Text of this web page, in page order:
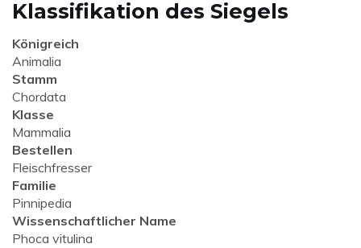
Klassifikation des Siegels
Königreich
Animalia
Stamm
Chordata
Klasse
Mammalia
Bestellen
Fleischfresser
Familie
Pinnipedia
Wissenschaftlicher Name
Phoca vitulina